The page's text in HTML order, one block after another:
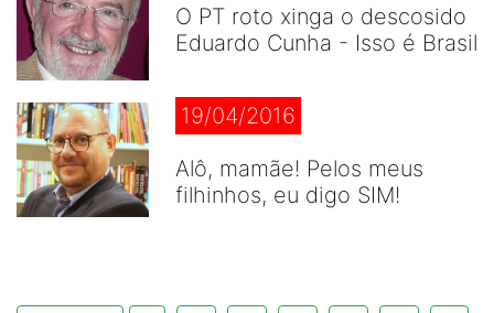
O PT roto xinga o descosido
Eduardo Cunha - Isso é Brasil
19/04/2016
Alô, mamãe! Pelos meus
filhinhos, eu digo SIM!